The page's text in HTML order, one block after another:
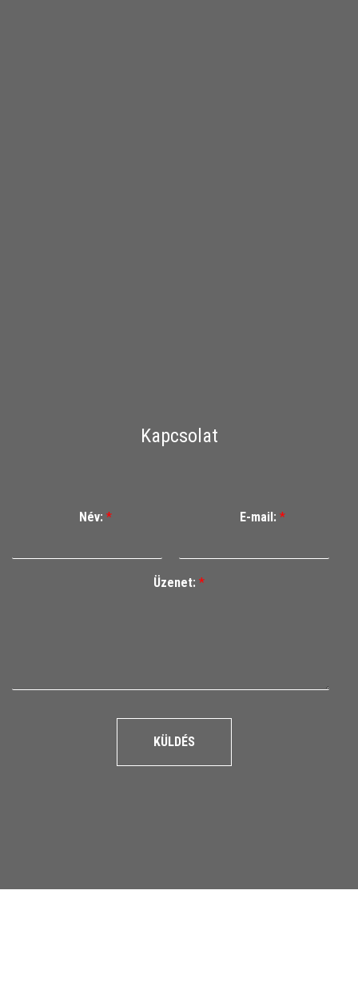
Kapcsolat
Név: * E-mail: *
Üzenet: *
KÜLDÉS